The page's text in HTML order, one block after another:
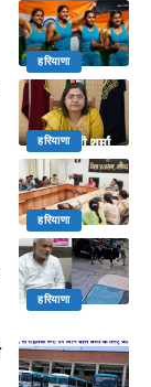
हरियाणा
हरियाणा
हरियाणा
हरियाणा